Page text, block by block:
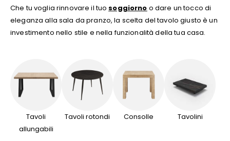
Che tu voglia rinnovare il tuo soggiorno o dare un tocco di
eleganza alla sala da pranzo, la scelta del tavolo giusto è un
investimento nello stile e nella funzionalità della tua casa.
Tavoli
allungabili
Tavoli rotondi Consolle Tavolini